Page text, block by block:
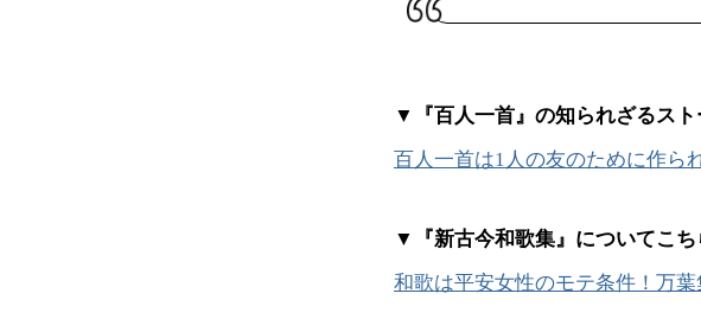
▼『百人一首』の知られざるスト
百人一首は1人の友のために作ら
▼『新古今和歌集』についてこ
和歌は平安女性のモテ条件！万